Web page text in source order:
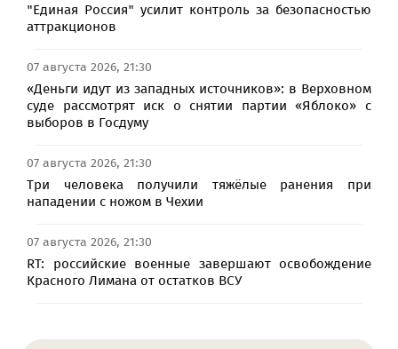
"Единая Россия" усилит контроль за безопасностью
аттракционов
07 августа 2026, 21:30
«Деньги идут из западных источников»: в Верховном
суде рассмотрят иск о снятии партии «Яблоко» с
выборов в Госдуму
07 августа 2026, 21:30
Три человека получили тяжёлые ранения при
нападении с ножом в Чехии
07 августа 2026, 21:30
RT: российские военные завершают освобождение
Красного Лимана от остатков ВСУ